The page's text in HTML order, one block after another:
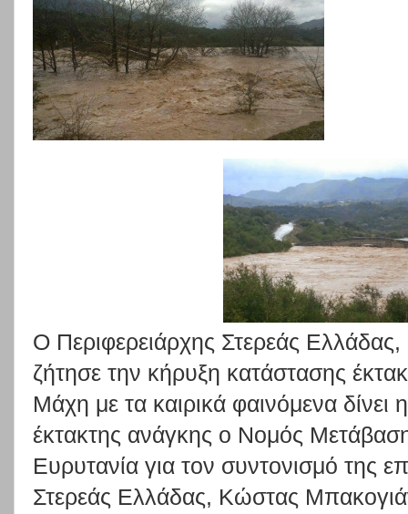
Ο Περιφερειάρχης Στερεάς
ζήτησε την κήρυξη κατάστασης
Μάχη με τα καιρικά φαινόμενα
έκτακτης ανάγκης ο Νομός
Ευρυτανία για τον συντονισμό της
Στερεάς Ελλάδας, Κώστας